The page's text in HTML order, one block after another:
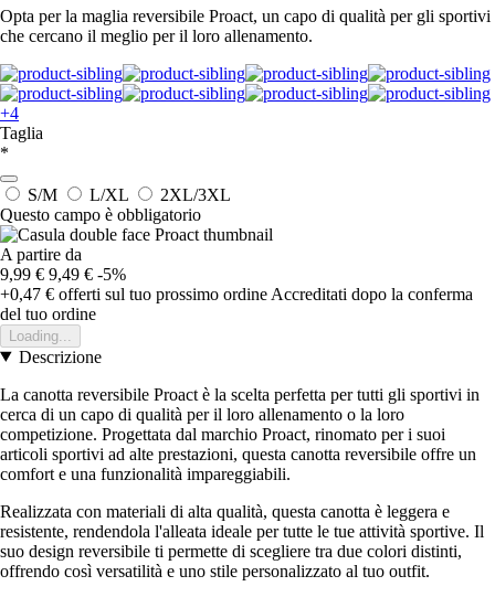
Opta per la maglia reversibile Proact, un capo di qualità per gli sportivi
che cercano il meglio per il loro allenamento.
+4
Taglia
*
S/M L/XL
2XL/3XL
Questo campo è obbligatorio
A partire da
9,99 € 9,49 € -5%
+0,47 € offerti sul tuo prossimo ordine Accreditati dopo la conferma
del tuo ordine
Loading...
Descrizione
La canotta reversibile Proact è la scelta perfetta per tutti gli sportivi in
cerca di un capo di qualità per il loro allenamento o la loro
competizione. Progettata dal marchio Proact, rinomato per i suoi
articoli sportivi ad alte prestazioni, questa canotta reversibile offre un
comfort e una funzionalità impareggiabili.
Realizzata con materiali di alta qualità, questa canotta è leggera e
resistente, rendendola l'alleata ideale per tutte le tue attività sportive. Il
suo design reversibile ti permette di scegliere tra due colori distinti,
offrendo così versatilità e uno stile personalizzato al tuo outfit.